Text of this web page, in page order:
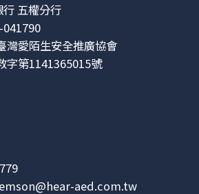
行 五權分行
041790
灣愛陌生安全推廣協會
字第1141365015號
aed.com.tw